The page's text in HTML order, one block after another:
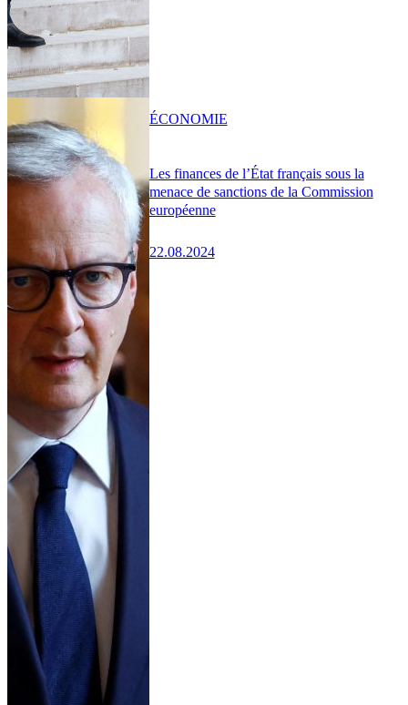
Les finances de l’État français sous la
menace de sanctions de la Commission
européenne
22.08.2024
ÉCONOMIE